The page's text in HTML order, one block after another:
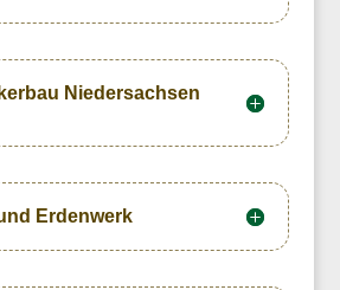
Niedersachsen
Erdenwerk